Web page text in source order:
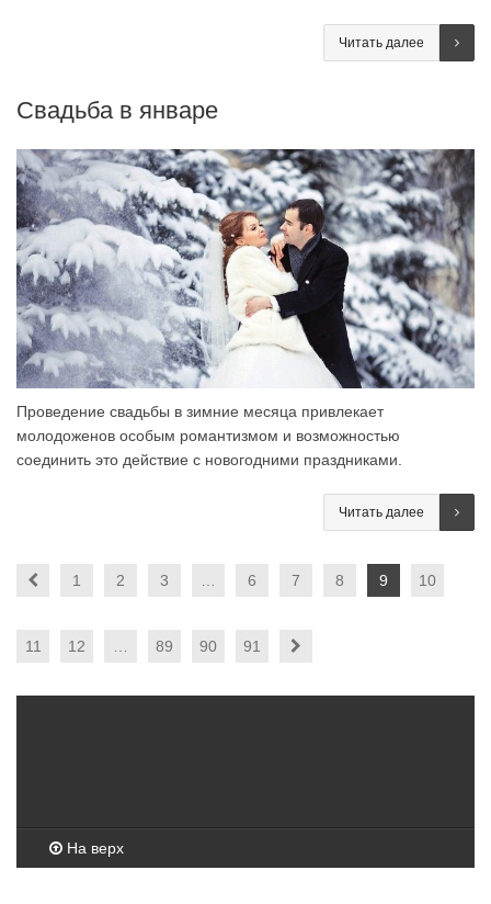
Читать далее
Свадьба в январе
Проведение свадьбы в зимние месяца привлекает
молодоженов особым романтизмом и возможностью
соединить это действие с новогодними праздниками.
Читать далее
1 2 3 … 6 7 8 9 10
11 12 … 89 90 91
На верх